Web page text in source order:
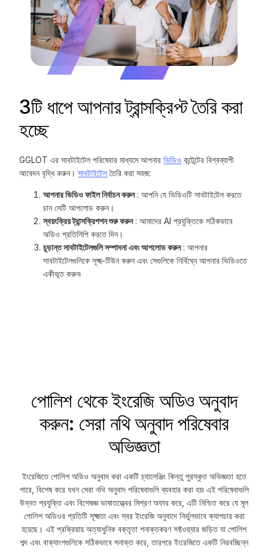
3টি ধাপে আপনার ট্রান্সক্রিপ্ট তৈরি করা
হচ্ছে
GGLOT এর সাবটাইটেল পরিষেবার মাধ্যমে আপনারভিডিও কন্টেন্টের বিশ্বব্যাপী
আবেদন বৃদ্ধি করুন।সাবটাইটেলতৈরি করা সহজ:
আপনার ভিডিও ফাইল নির্বাচন করুন: আপনি যে ভিডিওটি সাবটাইটেল করতে
চান সেটি আপলোড করুন।
স্বয়ংক্রিয় ট্রান্সক্রিপশন শুরু করুন: আমাদের AI প্রযুক্তিকে সঠিকভাবে
অডিও প্রতিলিপি করতে দিন।
চূড়ান্ত সাবটাইটেলগুলি সম্পাদনা এবং আপলোড করুন: আপনার
সাবটাইটেলগুলিকে সূক্ষ্ম-টিউন করুন এবং সেগুলিকে নির্বিঘ্নে আপনার ভিডিওতে
একীভূত করুন৷
পোলিশ থেকে ইংরেজি অডিও অনুবাদ
করুন: সেরা নথি অনুবাদ পরিষেবার
অভিজ্ঞতা
ইংরেজিতে পোলিশ অডিও অনুবাদ করা একটি চ্যালেঞ্জিং কিন্তু পুরস্কৃত অভিজ্ঞতা হতে
পারে, বিশেষ করে যখন সেরা নথি অনুবাদ পরিষেবাগুলি ব্যবহার করা হয়৷ এই পরিষেবাগুলি
উন্নত প্রযুক্তি এবং বিশেষজ্ঞ ভাষাতত্ত্বের মিশ্রণ অফার করে, এটি নিশ্চিত করে যে মূল
পোলিশ অডিওর প্রতিটি সূক্ষ্মতা এবং স্বর ইংরেজি অনুবাদে নির্ভুলভাবে ক্যাপচার করা
হয়েছে। এই প্রক্রিয়ায় অত্যাধুনিক বক্তৃতা শনাক্তকরণ সফ্টওয়্যার জড়িত যা পোলিশ
শব্দ এবং বাক্যাংশগুলিকে সঠিকভাবে সনাক্ত করে, তারপরে ইংরেজিতে একটি নিরবচ্ছিন্ন